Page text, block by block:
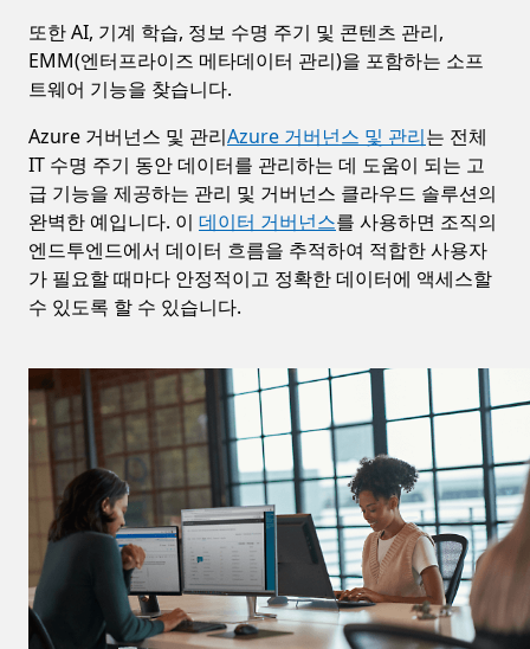
또한 AI, 기계 학습, 정보 수명 주기 및 콘텐츠 관리,
EMM(엔터프라이즈 메타데이터 관리)을 포함하는 소프
트웨어 기능을 찾습니다.
Azure 거버넌스 및 관리Azure 거버넌스 및 관리는 전체
IT 수명 주기 동안 데이터를 관리하는 데 도움이 되는 고
급 기능을 제공하는 관리 및 거버넌스 클라우드 솔루션의
완벽한 예입니다. 이 데이터 거버넌스를 사용하면 조직의
엔드투엔드에서 데이터 흐름을 추적하여 적합한 사용자
가 필요할 때마다 안정적이고 정확한 데이터에 액세스할
수 있도록 할 수 있습니다.